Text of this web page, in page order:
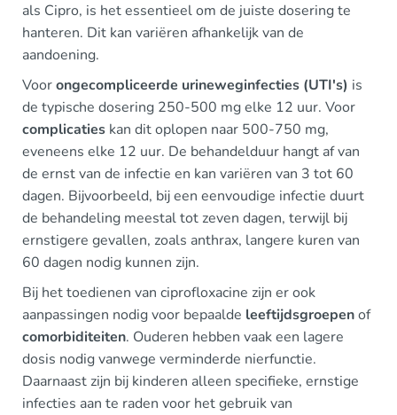
als Cipro, is het essentieel om de juiste dosering te
hanteren. Dit kan variëren afhankelijk van de
aandoening.
Voorongecompliceerde urineweginfecties (UTI's) is
de typische dosering 250-500 mg elke 12 uur. Voor
complicaties kan dit oplopen naar 500-750 mg,
eveneens elke 12 uur. De behandelduur hangt af van
de ernst van de infectie en kan variëren van 3 tot 60
dagen. Bijvoorbeeld, bij een eenvoudige infectie duurt
de behandeling meestal tot zeven dagen, terwijl bij
ernstigere gevallen, zoals anthrax, langere kuren van
60 dagen nodig kunnen zijn.
Bij het toedienen van ciprofloxacine zijn er ook
aanpassingen nodig voor bepaalde leeftijdsgroepenof
comorbiditeiten. Ouderen hebben vaak een lagere
dosis nodig vanwege verminderde nierfunctie.
Daarnaast zijn bij kinderen alleen specifieke, ernstige
infecties aan te raden voor het gebruik van